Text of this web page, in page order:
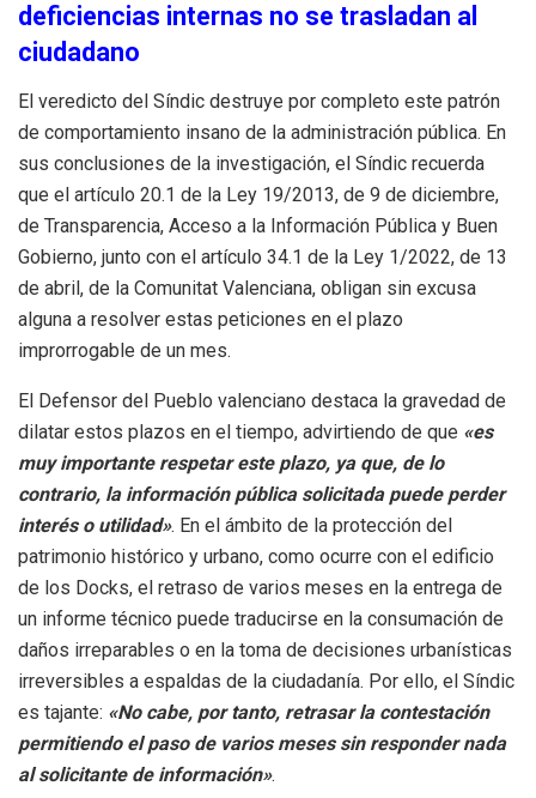
deficiencias internas no se trasladan al
ciudadano
El veredicto del Síndic destruye por completo este patrón
de comportamiento insano de la administración pública. En
sus conclusiones de la investigación, el Síndic recuerda
que el artículo 20.1 de la Ley 19/2013, de 9 de diciembre,
de Transparencia, Acceso a la Información Pública y Buen
Gobierno, junto con el artículo 34.1 de la Ley 1/2022, de 13
de abril, de la Comunitat Valenciana, obligan sin excusa
alguna a resolver estas peticiones en el plazo
improrrogable de un mes.
El Defensor del Pueblo valenciano destaca la gravedad de
dilatar estos plazos en el tiempo, advirtiendo de que «es
muy importante respetar este plazo, ya que, de lo
contrario, la información pública solicitada puede perder
interés o utilidad». En el ámbito de la protección del
patrimonio histórico y urbano, como ocurre con el edificio
de los Docks, el retraso de varios meses en la entrega de
un informe técnico puede traducirse en la consumación de
daños irreparables o en la toma de decisiones urbanísticas
irreversibles a espaldas de la ciudadanía. Por ello, el Síndic
es tajante: «No cabe, por tanto, retrasar la contestación
permitiendo el paso de varios meses sin responder nada
al solicitante de información».